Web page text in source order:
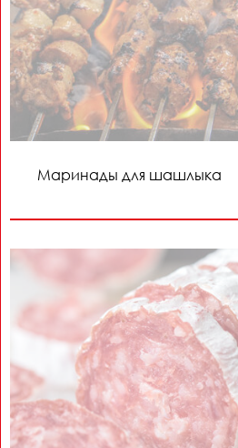
Маринады для шашлыка